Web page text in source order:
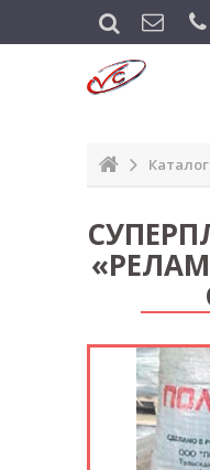
Каталог